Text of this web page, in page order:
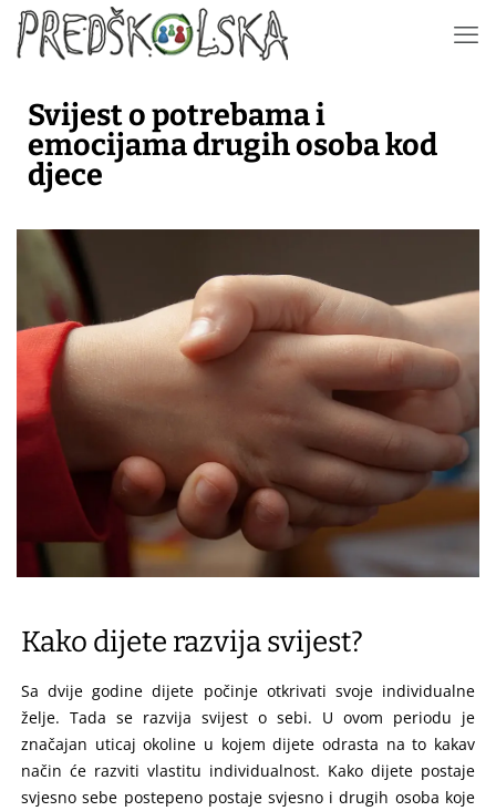
Svijest o potrebama i
emocijama drugih osoba kod
djece
Kako dijete razvija svijest?
Sa dvije godine dijete počinje otkrivati svoje individualne
želje. Tada se razvija svijest o sebi. U ovom periodu je
značajan uticaj okoline u kojem dijete odrasta na to kakav
način će razviti vlastitu individualnost. Kako dijete postaje
svjesno sebe postepeno postaje svjesno i drugih osoba koje